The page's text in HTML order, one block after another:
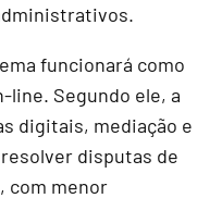
funcionará como
line. Segundo ele, a
digitais, mediação e
disputas de
com menor